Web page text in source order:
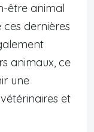
être animal
dernières
animaux, ce
une
et